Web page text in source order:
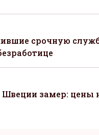
срочную
замер: цены